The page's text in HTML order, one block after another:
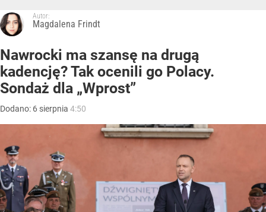
Autor:
Magdalena Frindt
Nawrocki ma szansę na drugą
kadencję? Tak ocenili go Polacy.
Sondaż dla „Wprost”
Dodano: 6 sierpnia 4:50